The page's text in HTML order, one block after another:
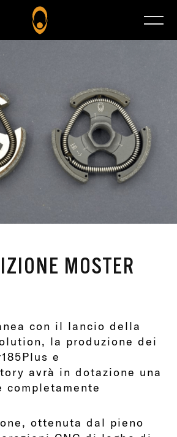
MOSTER
con il lancio della
la produzione dei
e
avrà in dotazione una
completamente
ottenuta dal pieno